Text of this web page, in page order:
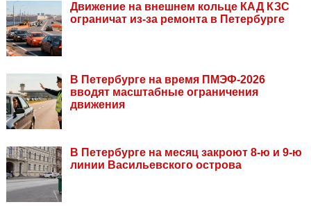
Движение на внешнем кольце КАД КЗС
ограничат из-за ремонта в Петербурге
В Петербурге на время ПМЭФ-2026
вводят масштабные ограничения
движения
В Петербурге на месяц закроют 8-ю и 9-ю
линии Васильевского острова